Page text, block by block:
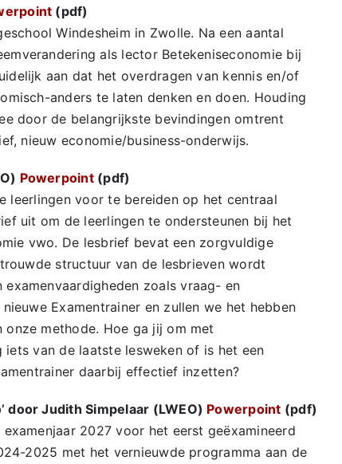
(pdf)
Windesheim in Zwolle. Na een aantal
als lector Betekeniseconomie bij
aan dat het overdragen van kennis en/of
anders te laten denken en doen. Houding
door de belangrijkste bevindingen omtrent
nieuw economie/business-onderwijs.
Powerpoint(pdf)
leerlingen voor te bereiden op het centraal
uit om de leerlingen te ondersteunen bij het
vwo. De lesbrief bevat een zorgvuldige
structuur van de lesbrieven wordt
zoals vraag- en
Examentrainer en zullen we het hebben
methode. Hoe ga jij om met
iets van de laatste lesweken of is het een
daarbij effectief inzetten?
door Judith Simpelaar (LWEO) Powerpoint (pdf)
2027 voor het eerst geëxamineerd
2025 met het vernieuwde programma aan de